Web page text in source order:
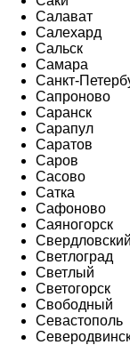
Салават
Салехард
Сальск
Самара
Санкт-
Сапроново
Саранск
Сарапул
Саратов
Саров
Сасово
Сатка
Сафоново
Саяногорск
Свердловский
Светлоград
Светлый
Светогорск
Свободный
Севастополь